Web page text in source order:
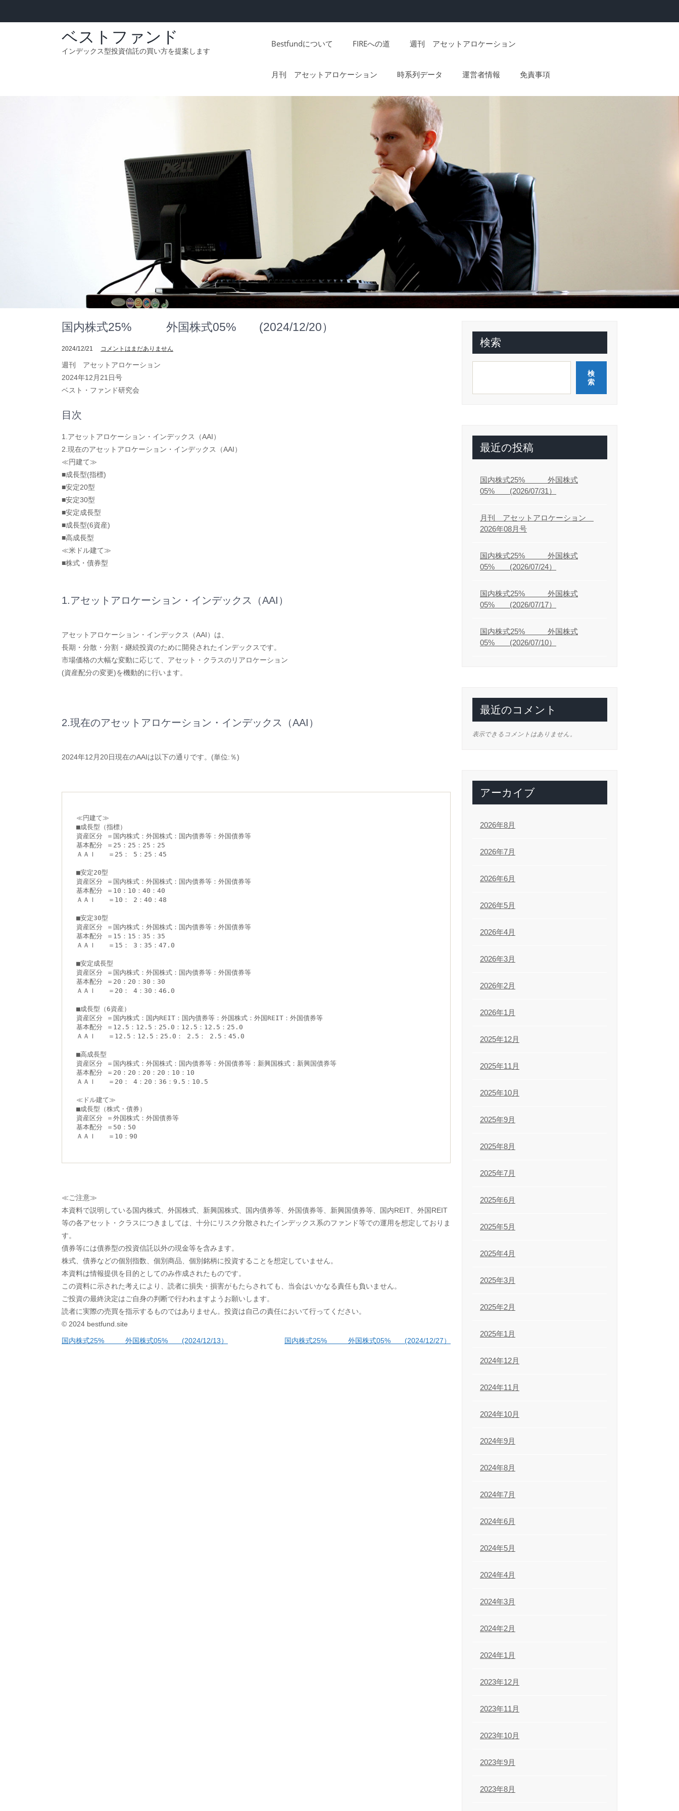
content
Bestfundについて FIREへの道 週刊 アセットアロケーション
月刊 アセットアロケーション 時系列データ 運営者情報 免責事項
ベストファンド
インデックス型投資信託の買い方を提案します
国内株式25% 外国株式05% (2024/12/20）
2024/12/21 コメントはまだありません
週刊 アセットアロケーション
2024年12月21日号
ベスト・ファンド研究会
目次
1.アセットアロケーション・インデックス（AAI）
2.現在のアセットアロケーション・インデックス（AAI）
≪円建て≫
■成長型(指標)
■安定20型
■安定30型
■安定成長型
■成長型(6資産)
■高成長型
≪米ドル建て≫
■株式・債券型
1.アセットアロケーション・インデックス（AAI）
アセットアロケーション・インデックス（AAI）は、
長期・分散・分割・継続投資のために開発されたインデックスです。
市場価格の大幅な変動に応じて、アセット・クラスのリアロケーション
(資産配分の変更)を機動的に行います。
2.現在のアセットアロケーション・インデックス（AAI）
2024年12月20日現在のAAIは以下の通りです。(単位:％)
≪円建て≫
■成長型（指標）
資産区分 ＝国内株式：外国株式：国内債券等：外国債券等
基本配分 ＝25：25：25：25
ＡＡＩ   ＝25： 5：25：45
■安定20型
資産区分 ＝国内株式：外国株式：国内債券等：外国債券等
基本配分 ＝10：10：40：40
ＡＡＩ   ＝10： 2：40：48
■安定30型
資産区分 ＝国内株式：外国株式：国内債券等：外国債券等
基本配分 ＝15：15：35：35
ＡＡＩ   ＝15： 3：35：47.0
■安定成長型
資産区分 ＝国内株式：外国株式：国内債券等：外国債券等
基本配分 ＝20：20：30：30
ＡＡＩ   ＝20： 4：30：46.0
■成長型（6資産）
資産区分 ＝国内株式：国内REIT：国内債券等：外国株式：外国REIT：外国債券等
基本配分 ＝12.5：12.5：25.0：12.5：12.5：25.0
ＡＡＩ   ＝12.5：12.5：25.0： 2.5： 2.5：45.0
■高成長型
資産区分 ＝国内株式：外国株式：国内債券等：外国債券等：新興国株式：新興国債券等
基本配分 ＝20：20：20：20：10：10
ＡＡＩ   ＝20： 4：20：36：9.5：10.5
≪ドル建て≫
■成長型（株式・債券）
資産区分 ＝外国株式：外国債券等
基本配分 ＝50：50
ＡＡＩ   ＝10：90
≪ご注意≫
本資料で説明している国内株式、外国株式、新興国株式、国内債券等、外国債券等、新興国債券等、国内REIT、外国REIT
等の各アセット・クラスにつきましては、十分にリスク分散されたインデックス系のファンド等での運用を想定しておりま
す。
債券等には債券型の投資信託以外の現金等を含みます。
株式、債券などの個別指数、個別商品、個別銘柄に投資することを想定していません。
本資料は情報提供を目的としてのみ作成されたものです。
この資料に示された考えにより、読者に損失・損害がもたらされても、当会はいかなる責任も負いません。
ご投資の最終決定はご自身の判断で行われますようお願いします。
読者に実際の売買を指示するものではありません。投資は自己の責任において行ってください。
© 2024 bestfund.site
投
国内株式25% 外国株式05% (2024/12/13） 国内株式25% 外国株式05% (2024/12/27）
検索
検
索
最近の投稿
国内株式25% 外国株式
05% (2026/07/31）
月刊 アセットアロケーション
2026年08月号
国内株式25% 外国株式
05% (2026/07/24）
国内株式25% 外国株式
05% (2026/07/17）
国内株式25% 外国株式
05% (2026/07/10）
最近のコメント
表示できるコメントはありません。
アーカイブ
2026年8月
2026年7月
2026年6月
2026年5月
2026年4月
2026年3月
2026年2月
2026年1月
2025年12月
2025年11月
2025年10月
2025年9月
2025年8月
2025年7月
2025年6月
2025年5月
2025年4月
2025年3月
2025年2月
2025年1月
2024年12月
2024年11月
2024年10月
2024年9月
2024年8月
2024年7月
2024年6月
2024年5月
2024年4月
2024年3月
2024年2月
2024年1月
2023年12月
2023年11月
2023年10月
2023年9月
2023年8月